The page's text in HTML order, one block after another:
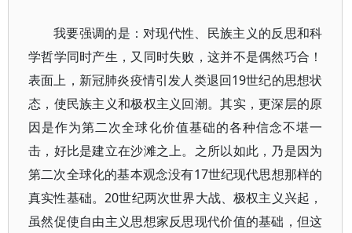
我要强调的是：对现代性、民族主义的反思和科
学哲学同时产生，又同时失败，这并不是偶然巧合！
表面上，新冠肺炎疫情引发人类退回19世纪的思想状
态，使民族主义和极权主义回潮。其实，更深层的原
因是作为第二次全球化价值基础的各种信念不堪一
击，好比是建立在沙滩之上。之所以如此，乃是因为
第二次全球化的基本观念没有17世纪现代思想那样的
真实性基础。20世纪两次世界大战、极权主义兴起，
虽然促使自由主义思想家反思现代价值的基础，但这